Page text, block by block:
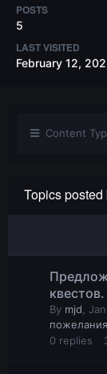
POSTS
5
LAST VISITED
February 12,
Content
Topics posted
квестов.
By mjd
пожелания
0 replies